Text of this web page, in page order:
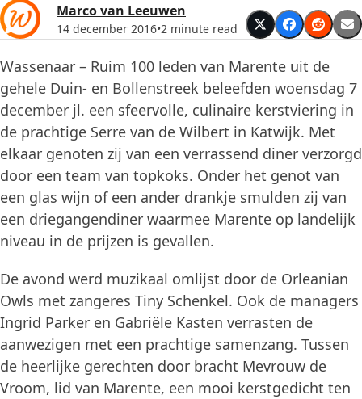
Marco van Leeuwen
14 december 2016•2 minute read
Wassenaar – Ruim 100 leden van Marente uit de
gehele Duin- en Bollenstreek beleefden woensdag 7
december jl. een sfeervolle, culinaire kerstviering in
de prachtige Serre van de Wilbert in Katwijk. Met
elkaar genoten zij van een verrassend diner verzorgd
door een team van topkoks. Onder het genot van
een glas wijn of een ander drankje smulden zij van
een driegangendiner waarmee Marente op landelijk
niveau in de prijzen is gevallen.
De avond werd muzikaal omlijst door de Orleanian
Owls met zangeres Tiny Schenkel. Ook de managers
Ingrid Parker en Gabriële Kasten verrasten de
aanwezigen met een prachtige samenzang. Tussen
de heerlijke gerechten door bracht Mevrouw de
Vroom, lid van Marente, een mooi kerstgedicht ten